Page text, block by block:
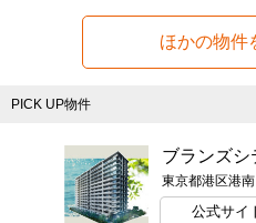
ほかの物件
PICK UP物件
ブランズシ
東京都港区港南
公式サイ